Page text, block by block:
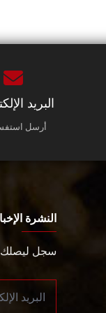
البريد
أرسل
النشرة
سجل ليصلك